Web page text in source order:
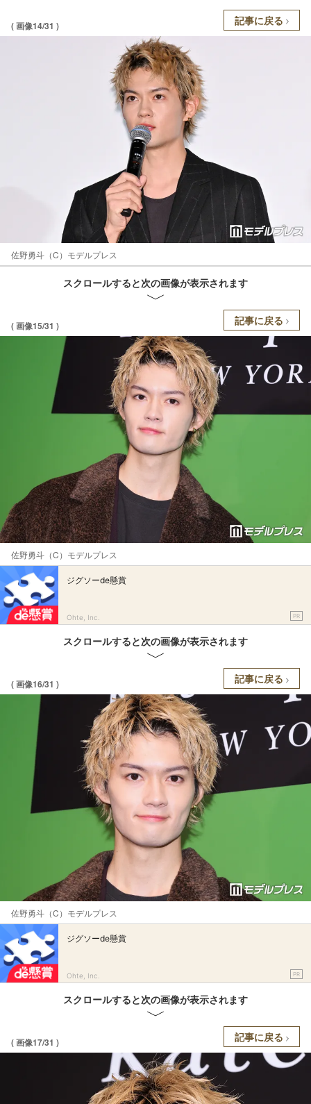
( 画像14/31 ) 記事に戻る
佐野勇斗（C）モデルプレス
スクロールすると次の画像が表示されます
( 画像15/31 ) 記事に戻る
佐野勇斗（C）モデルプレス
ジグソーde懸賞
Ohte, Inc. PR
スクロールすると次の画像が表示されます
( 画像16/31 ) 記事に戻る
佐野勇斗（C）モデルプレス
ジグソーde懸賞
Ohte, Inc. PR
スクロールすると次の画像が表示されます
( 画像17/31 ) 記事に戻る